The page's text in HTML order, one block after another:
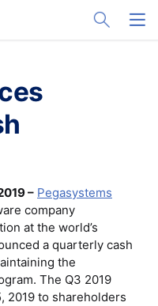
Toggle
– Pegasystems
company
at the world’s
a quarterly cash
the
The Q3 2019
2019 to shareholders